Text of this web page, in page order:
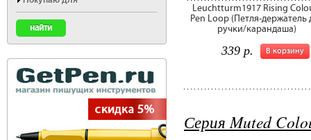
Leuchtturm1917 Rising
Pen Loop (Петля-держатель
ручки/карандаша)
В корзину
339 р.
Серия Muted